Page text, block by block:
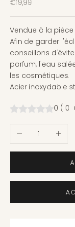
Prix de vente
€19,99
Vendue à la pièce
Afin de garder
conseillons
parfum, l'eau
les cosmétiques.
Acier inoxydable
0 ( 0
Diminuer la quantité